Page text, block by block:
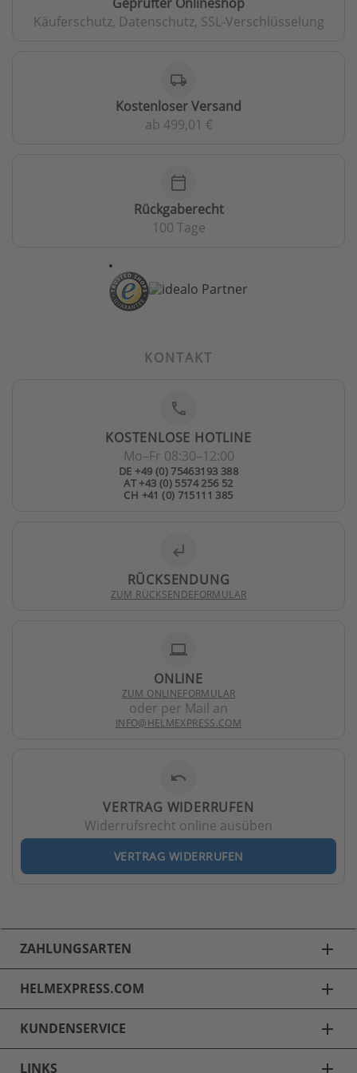
Käuferschutz, Datenschutz, SSL-Verschlüsselung
local_shipping
Kostenloser Versand
ab 499,01 €
calendar_today
Rückgaberecht
100 Tage
KONTAKT
phone
KOSTENLOSE HOTLINE
Mo–Fr 08:30–12:00
DE +49 (0) 75463193 388
AT +43 (0) 5574 256 52
CH +41 (0) 715111 385
subdirectory_arrow_left
RÜCKSENDUNG
ZUM RÜCKSENDEFORMULAR
laptop
ONLINE
ZUM ONLINEFORMULAR
oder per Mail an
INFO@HELMEXPRESS.COM
undo
VERTRAG WIDERRUFEN
Widerrufsrecht online ausüben
VERTRAG WIDERRUFEN
ZAHLUNGSARTEN add
HELMEXPRESS.COM add
KUNDENSERVICE add
LINKS